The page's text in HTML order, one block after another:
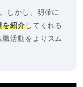
しかし、明確に
を紹介してくれる
活動をよりスム